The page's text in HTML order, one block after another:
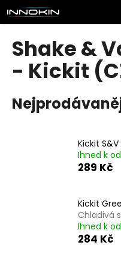
Přejít
na
obsah
Shake &
- Kickit
Kickit
Ihned k
289 Kč
Kickit
Chladivá
Ihned k
284 Kč
K
o
C
p
o